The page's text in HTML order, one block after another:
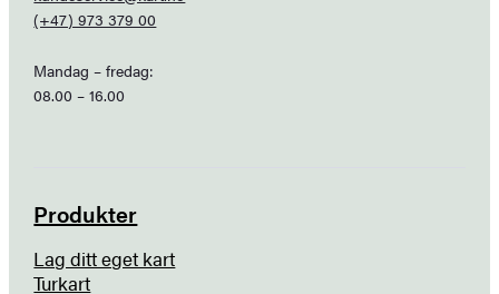
(+47) 973 379 00
Mandag – fredag:
08.00 – 16.00
Produkter
Lag ditt eget kart
Turkart